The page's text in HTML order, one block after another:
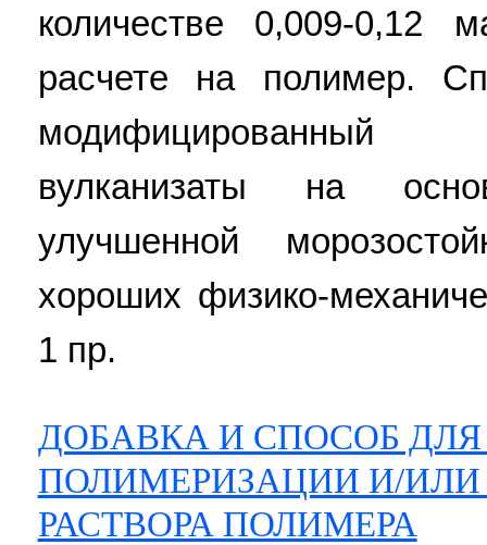
количестве 0,009-0,12
расчете на полимер.
модифицированный
вулканизаты на
улучшенной
хороших физико-
1 пр.
ДОБАВКА И СПОСОБ
ПОЛИМЕРИЗАЦИИ И/
РАСТВОРА ПОЛИМЕРА